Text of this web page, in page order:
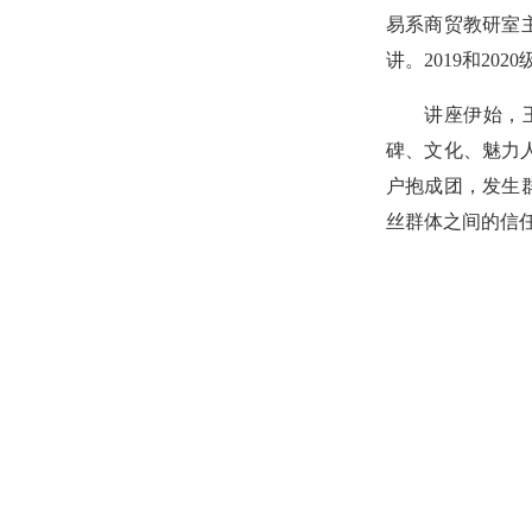
易系商贸教研室
讲。2019和
讲座伊始，
碑、文化、魅力
户抱成团，发生
丝群体之间的信